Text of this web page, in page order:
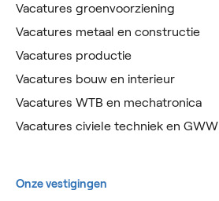
Vacatures groenvoorziening
Vacatures metaal en constructie
Vacatures productie
Vacatures bouw en interieur
Vacatures WTB en mechatronica
Vacatures civiele techniek en GWW
Onze vestigingen